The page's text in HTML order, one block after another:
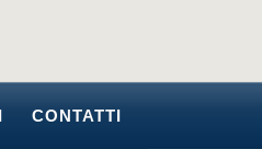
CONTATTI